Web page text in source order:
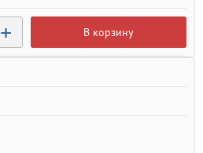
+ В корзину